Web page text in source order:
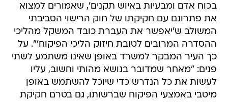
בכוח אדם ומבעיות באיוש תקנים', שאמורים למצוא
את פתרונם עם חקיקתו של חוק הרישוי הסביבתי
המשולב ש'יאפשר את העברת כובד המשקל מהליכי
ההסדרה המרובים לטובת חיזוק הליכי הפיקוח'". על
כך העיר המבקר למשרד באופן שאינו משתמע לשתי
פנים: "מאחר שמדובר בנושא מהותי וחשוב, עליו
לעשות את כל הנדרש כדי שיוכל להשתמש באופן
מיטבי באמצעי הפיקוח שברשותו, גם בטרם חקיקת